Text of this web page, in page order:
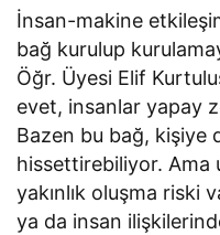
İnsan-makine
bağ kurulup
Öğr. Üyesi Elif
evet, insanlar yapay
Bazen bu bağ, kişiye
hissettirebiliyor. Ama
yakınlık oluşma riski
ya da insan